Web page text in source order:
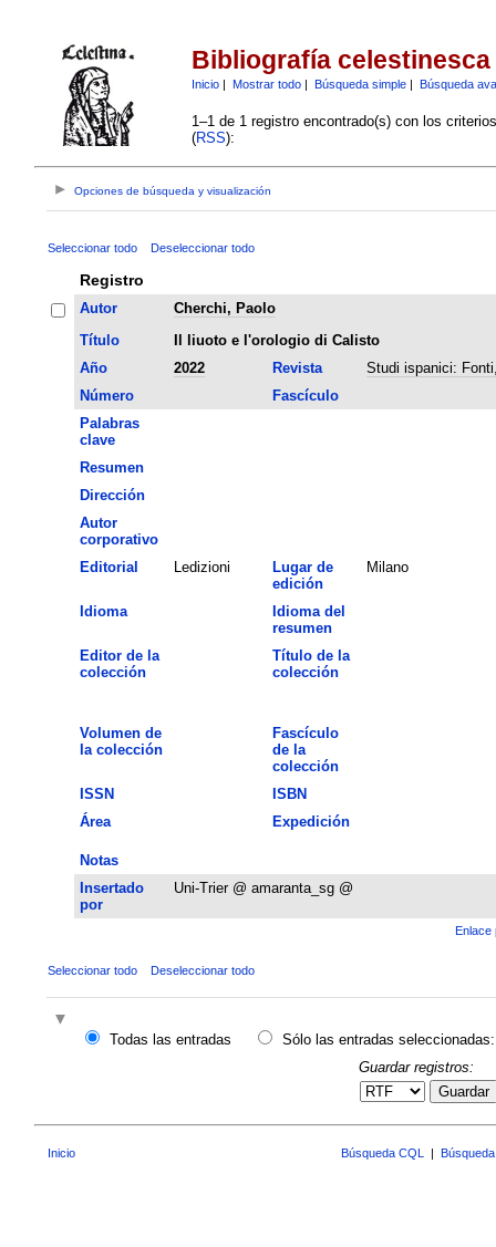
Bibliografía celestinesca
Inicio| Mostrar todo| Búsqueda simple| Búsqueda
1–1 de 1 registro encontrado(s) con los
(RSS):
Opciones de búsqueda y visualización
Seleccionar todo Deseleccionar todo
Registro
Autor
Cherchi, Paolo
Título
Il liuoto e l'orologio di Calisto
Año
2022 Revista
Studi ispanici:
Número
Fascículo
Palabras
clave
Resumen
Dirección
Autor
corporativo
Editorial
Ledizioni
Lugar de
edición
Milano
Idioma
Idioma del
resumen
Editor de la
colección
Título de la
colección
Volumen de
la colección
Fascículo
de la
colección
ISSN
ISBN
Área
Expedición
Notas
Insertado
por
Uni-Trier @ amaranta_sg @
Enlace
Seleccionar todo Deseleccionar todo
Todas las entradas
Sólo las entradas seleccionadas:
Guardar registros:
Guardar
Inicio Búsqueda CQL